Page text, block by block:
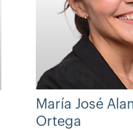
María José
Ortega